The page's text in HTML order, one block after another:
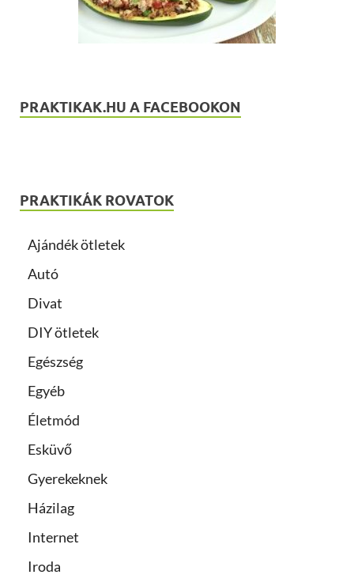
PRAKTIKAK.HU A FACEBOOKON
PRAKTIKÁK ROVATOK
Ajándék ötletek
Autó
Divat
DIY ötletek
Egészség
Egyéb
Életmód
Esküvő
Gyerekeknek
Házilag
Internet
Iroda